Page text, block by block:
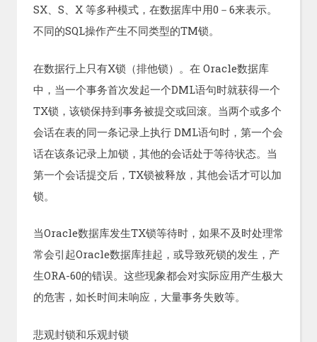
SX、S、X 等多种模式，在数据库中用0－6来表示。
不同的SQL操作产生不同类型的TM锁。
在数据行上只有X锁（排他锁）。在 Oracle数据库
中，当一个事务首次发起一个DML语句时就获得一个
TX锁，该锁保持到事务被提交或回滚。当两个或多个
会话在表的同一条记录上执行 DML语句时，第一个会
话在该条记录上加锁，其他的会话处于等待状态。当
第一个会话提交后，TX锁被释放，其他会话才可以加
锁。
当Oracle数据库发生TX锁等待时，如果不及时处理常
常会引起Oracle数据库挂起，或导致死锁的发生，产
生ORA-60的错误。这些现象都会对实际应用产生极大
的危害，如长时间未响应，大量事务失败等。
悲观封锁和乐观封锁